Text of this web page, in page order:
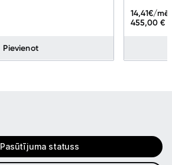
Pievienot
455,00 €
14,41€/
Pasūtījuma statuss